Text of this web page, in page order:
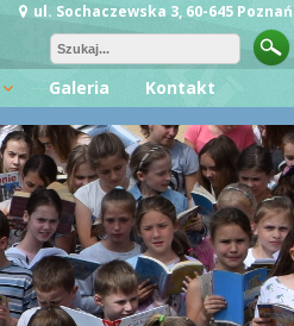
ul. Sochaczewska 3, 60-645 Poznań
Galeria Kontakt